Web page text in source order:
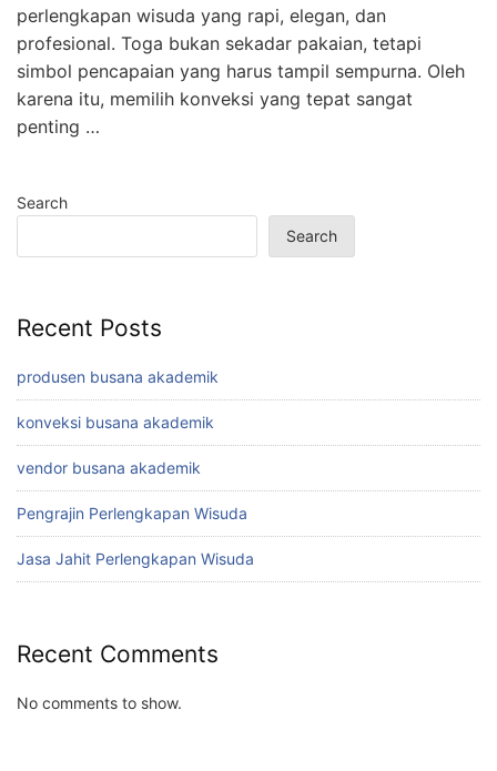
perlengkapan wisuda yang rapi, elegan, dan
profesional. Toga bukan sekadar pakaian, tetapi
simbol pencapaian yang harus tampil sempurna. Oleh
karena itu, memilih konveksi yang tepat sangat
penting …
Search
Search
Recent Posts
produsen busana akademik
konveksi busana akademik
vendor busana akademik
Pengrajin Perlengkapan Wisuda
Jasa Jahit Perlengkapan Wisuda
Recent Comments
No comments to show.